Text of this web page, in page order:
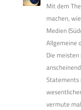
Mit dem
machen,
Medien
Allgemeine
Die
Statements
vermute